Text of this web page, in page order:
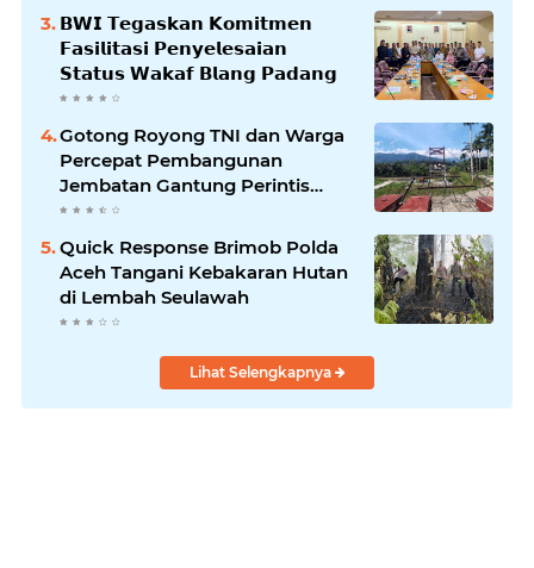
𝗕𝗪𝗜 𝗧𝗲𝗴𝗮𝘀𝗸𝗮𝗻 𝗞𝗼𝗺𝗶𝘁𝗺𝗲𝗻
𝗙𝗮𝘀𝗶𝗹𝗶𝘁𝗮𝘀𝗶 𝗣𝗲𝗻𝘆𝗲𝗹𝗲𝘀𝗮𝗶𝗮𝗻
𝗦𝘁𝗮𝘁𝘂𝘀 𝗪𝗮𝗸𝗮𝗳 𝗕𝗹𝗮𝗻𝗴 𝗣𝗮𝗱𝗮𝗻𝗴
Gotong Royong TNI dan Warga
Percepat Pembangunan
Jembatan Gantung Perintis
Kuta Ujung Aceh Tenggara
Quick Response Brimob Polda
Aceh Tangani Kebakaran Hutan
di Lembah Seulawah
Lihat Selengkapnya